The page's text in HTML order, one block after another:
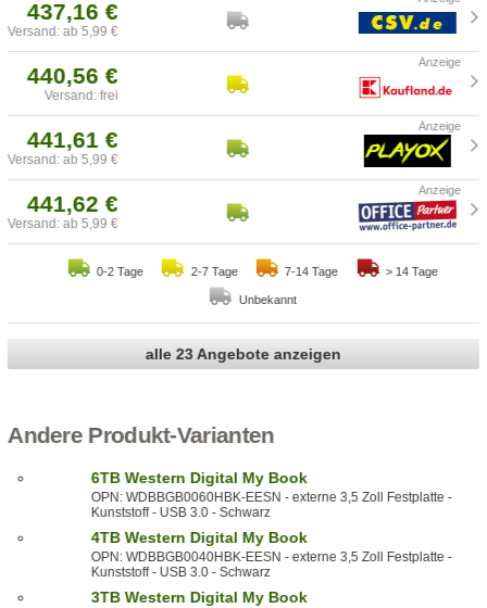
437,16 €
Versand: ab 5,99 €
440,56 €
Versand: frei
441,61 €
Versand: ab 5,99 €
441,62 €
Versand: ab 5,99 €
0-2 Tage 2-7 Tage 7-14 Tage > 14 Tage
Unbekannt
alle 23 Angebote anzeigen
Andere Produkt-Varianten
6TB Western Digital My Book
OPN: WDBBGB0060HBK-EESN - externe 3,5 Zoll Festplatte -
Kunststoff - USB 3.0 - Schwarz
4TB Western Digital My Book
OPN: WDBBGB0040HBK-EESN - externe 3,5 Zoll Festplatte -
Kunststoff - USB 3.0 - Schwarz
3TB Western Digital My Book